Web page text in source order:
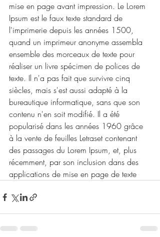
mise en page avant impression. Le Lorem
Ipsum est le faux texte standard de
l'imprimerie depuis les années 1500,
quand un imprimeur anonyme assembla
ensemble des morceaux de texte pour
réaliser un livre spécimen de polices de
texte. Il n'a pas fait que survivre cinq
siècles, mais s'est aussi adapté à la
bureautique informatique, sans que son
contenu n'en soit modifié. Il a été
popularisé dans les années 1960 grâce
à la vente de feuilles Letraset contenant
des passages du Lorem Ipsum, et, plus
récemment, par son inclusion dans des
applications de mise en page de texte